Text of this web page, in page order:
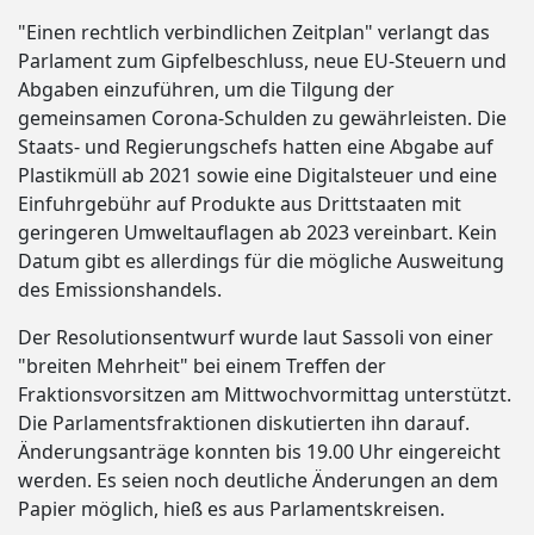
"Einen rechtlich verbindlichen Zeitplan" verlangt das
Parlament zum Gipfelbeschluss, neue EU-Steuern und
Abgaben einzuführen, um die Tilgung der
gemeinsamen Corona-Schulden zu gewährleisten. Die
Staats- und Regierungschefs hatten eine Abgabe auf
Plastikmüll ab 2021 sowie eine Digitalsteuer und eine
Einfuhrgebühr auf Produkte aus Drittstaaten mit
geringeren Umweltauflagen ab 2023 vereinbart. Kein
Datum gibt es allerdings für die mögliche Ausweitung
des Emissionshandels.
Der Resolutionsentwurf wurde laut Sassoli von einer
"breiten Mehrheit" bei einem Treffen der
Fraktionsvorsitzen am Mittwochvormittag unterstützt.
Die Parlamentsfraktionen diskutierten ihn darauf.
Änderungsanträge konnten bis 19.00 Uhr eingereicht
werden. Es seien noch deutliche Änderungen an dem
Papier möglich, hieß es aus Parlamentskreisen.